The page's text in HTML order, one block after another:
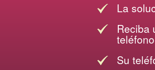
La
Reciba
teléfono
Su